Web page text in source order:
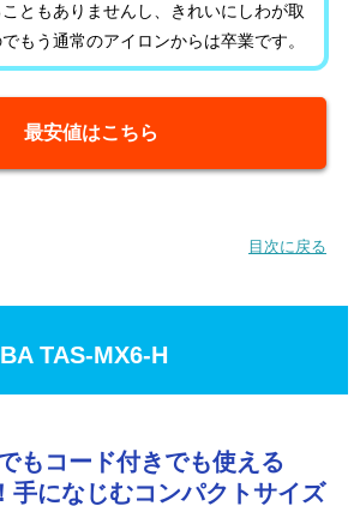
ともありませんし、きれいにしわが取
もう通常のアイロンからは卒業です。
最安値はこちら
目次に戻る
TAS-MX6-H
もコード付きでも使える
手になじむコンパクトサイズ